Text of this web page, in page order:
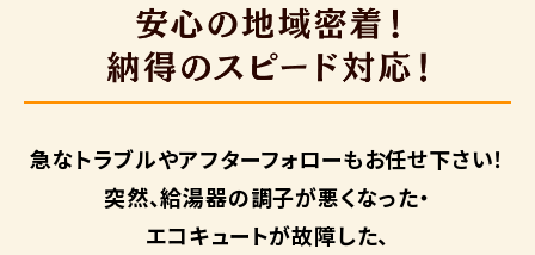
急なトラブルやアフターフォローもお任せ下さい！
突然、給湯器の調子が悪くなった・
エコキュートが故障した、